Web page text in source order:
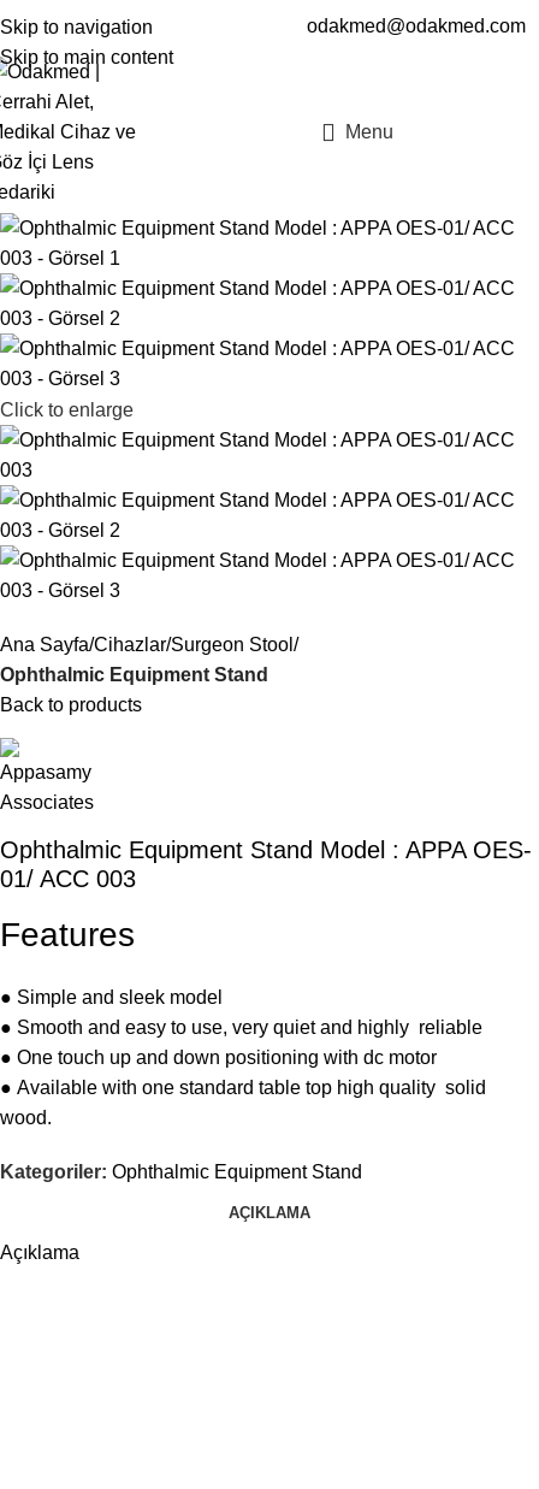
Skip to navigation
Skip to main content
ENTR odakmed@odakmed.com
Menu
Click to enlarge
Ana Sayfa Cihazlar Surgeon Stool
Ophthalmic Equipment Stand
Back to products
Ophthalmic Equipment Stand Model : APPA OES-
01/ ACC 003
Features
● Simple and sleek model
● Smooth and easy to use, very quiet and highly reliable
● One touch up and down positioning with dc motor
● Available with one standard table top high quality solid
wood.
Kategoriler: Ophthalmic Equipment Stand
AÇIKLAMA
Açıklama